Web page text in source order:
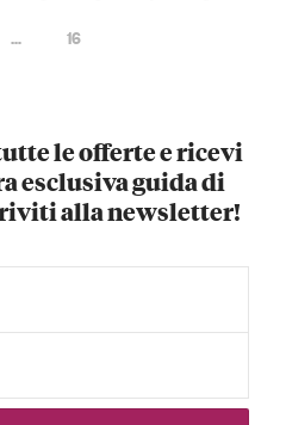
… 16
le offerte e ricevi
esclusiva guida di
alla newsletter!